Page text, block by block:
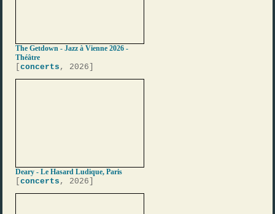
The Getdown - Jazz à Vienne 2026 -
Théâtre
[concerts , 2026]
Deary - Le Hasard Ludique, Paris
[concerts , 2026]